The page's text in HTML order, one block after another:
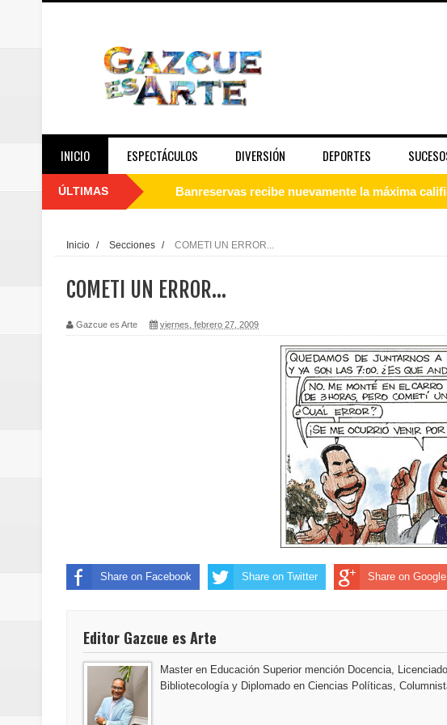
INICIO ESPECTÁCULOS DIVERSIÓN DEPORTES
ÚLTIMAS Juan Luis Guerra se acompaña del coro “Más
Embajada dominicana en Francia y
Pavel Núñez y su Bipolarband deslumbran con
Banreservas y Banco Popular abordan retos y
“Los Rechazados 2” llega a los cines
Designan a Angelina Biviana Riveiro como
Humano Seguros inaugura nueva localidad de
Banreservas destina RD$5,000 millones para
Sexappeal celebra 25 años de trayectoria
conmemorativos
Domingo
Inicio / Secciones / COMETI UN ERROR...
COMETI UN ERROR...
Gazcue es Arte viernes, febrero 27, 2009
Share on Facebook Share on Twitter Share on
Editor Gazcue es Arte
Master en Educación Superior mención Docencia,
Bibliotecología y Diplomado en Ciencias Políticas,